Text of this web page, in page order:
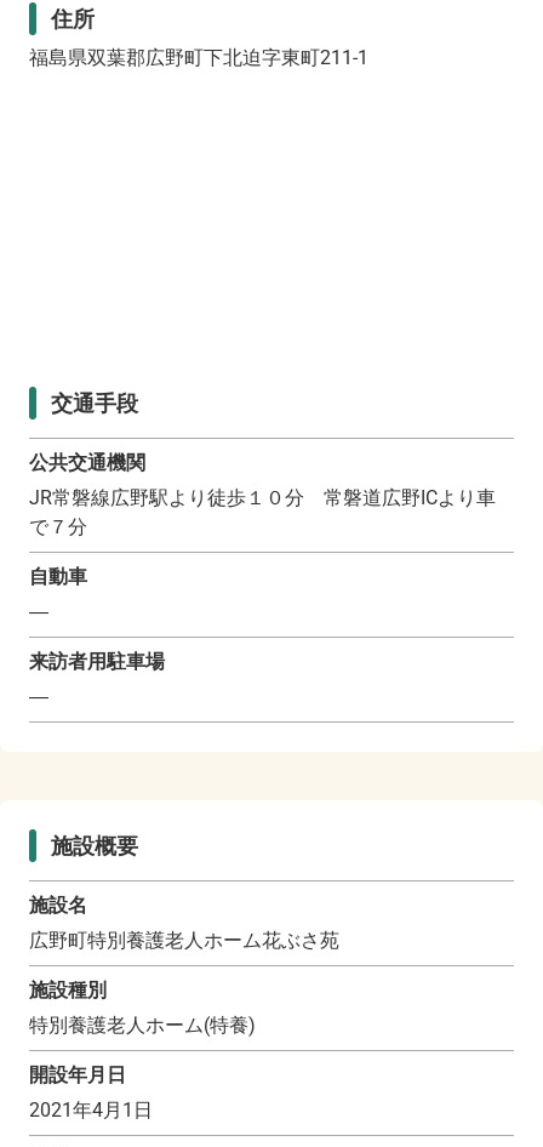
住所
福島県双葉郡広野町下北迫字東町211-1
交通手段
公共交通機関
JR常磐線広野駅より徒歩１０分 常磐道広野ICより車
で７分
自動車
―
来訪者用駐車場
―
施設概要
施設名
広野町特別養護老人ホーム花ぶさ苑
施設種別
特別養護老人ホーム(特養)
開設年月日
2021年4月1日